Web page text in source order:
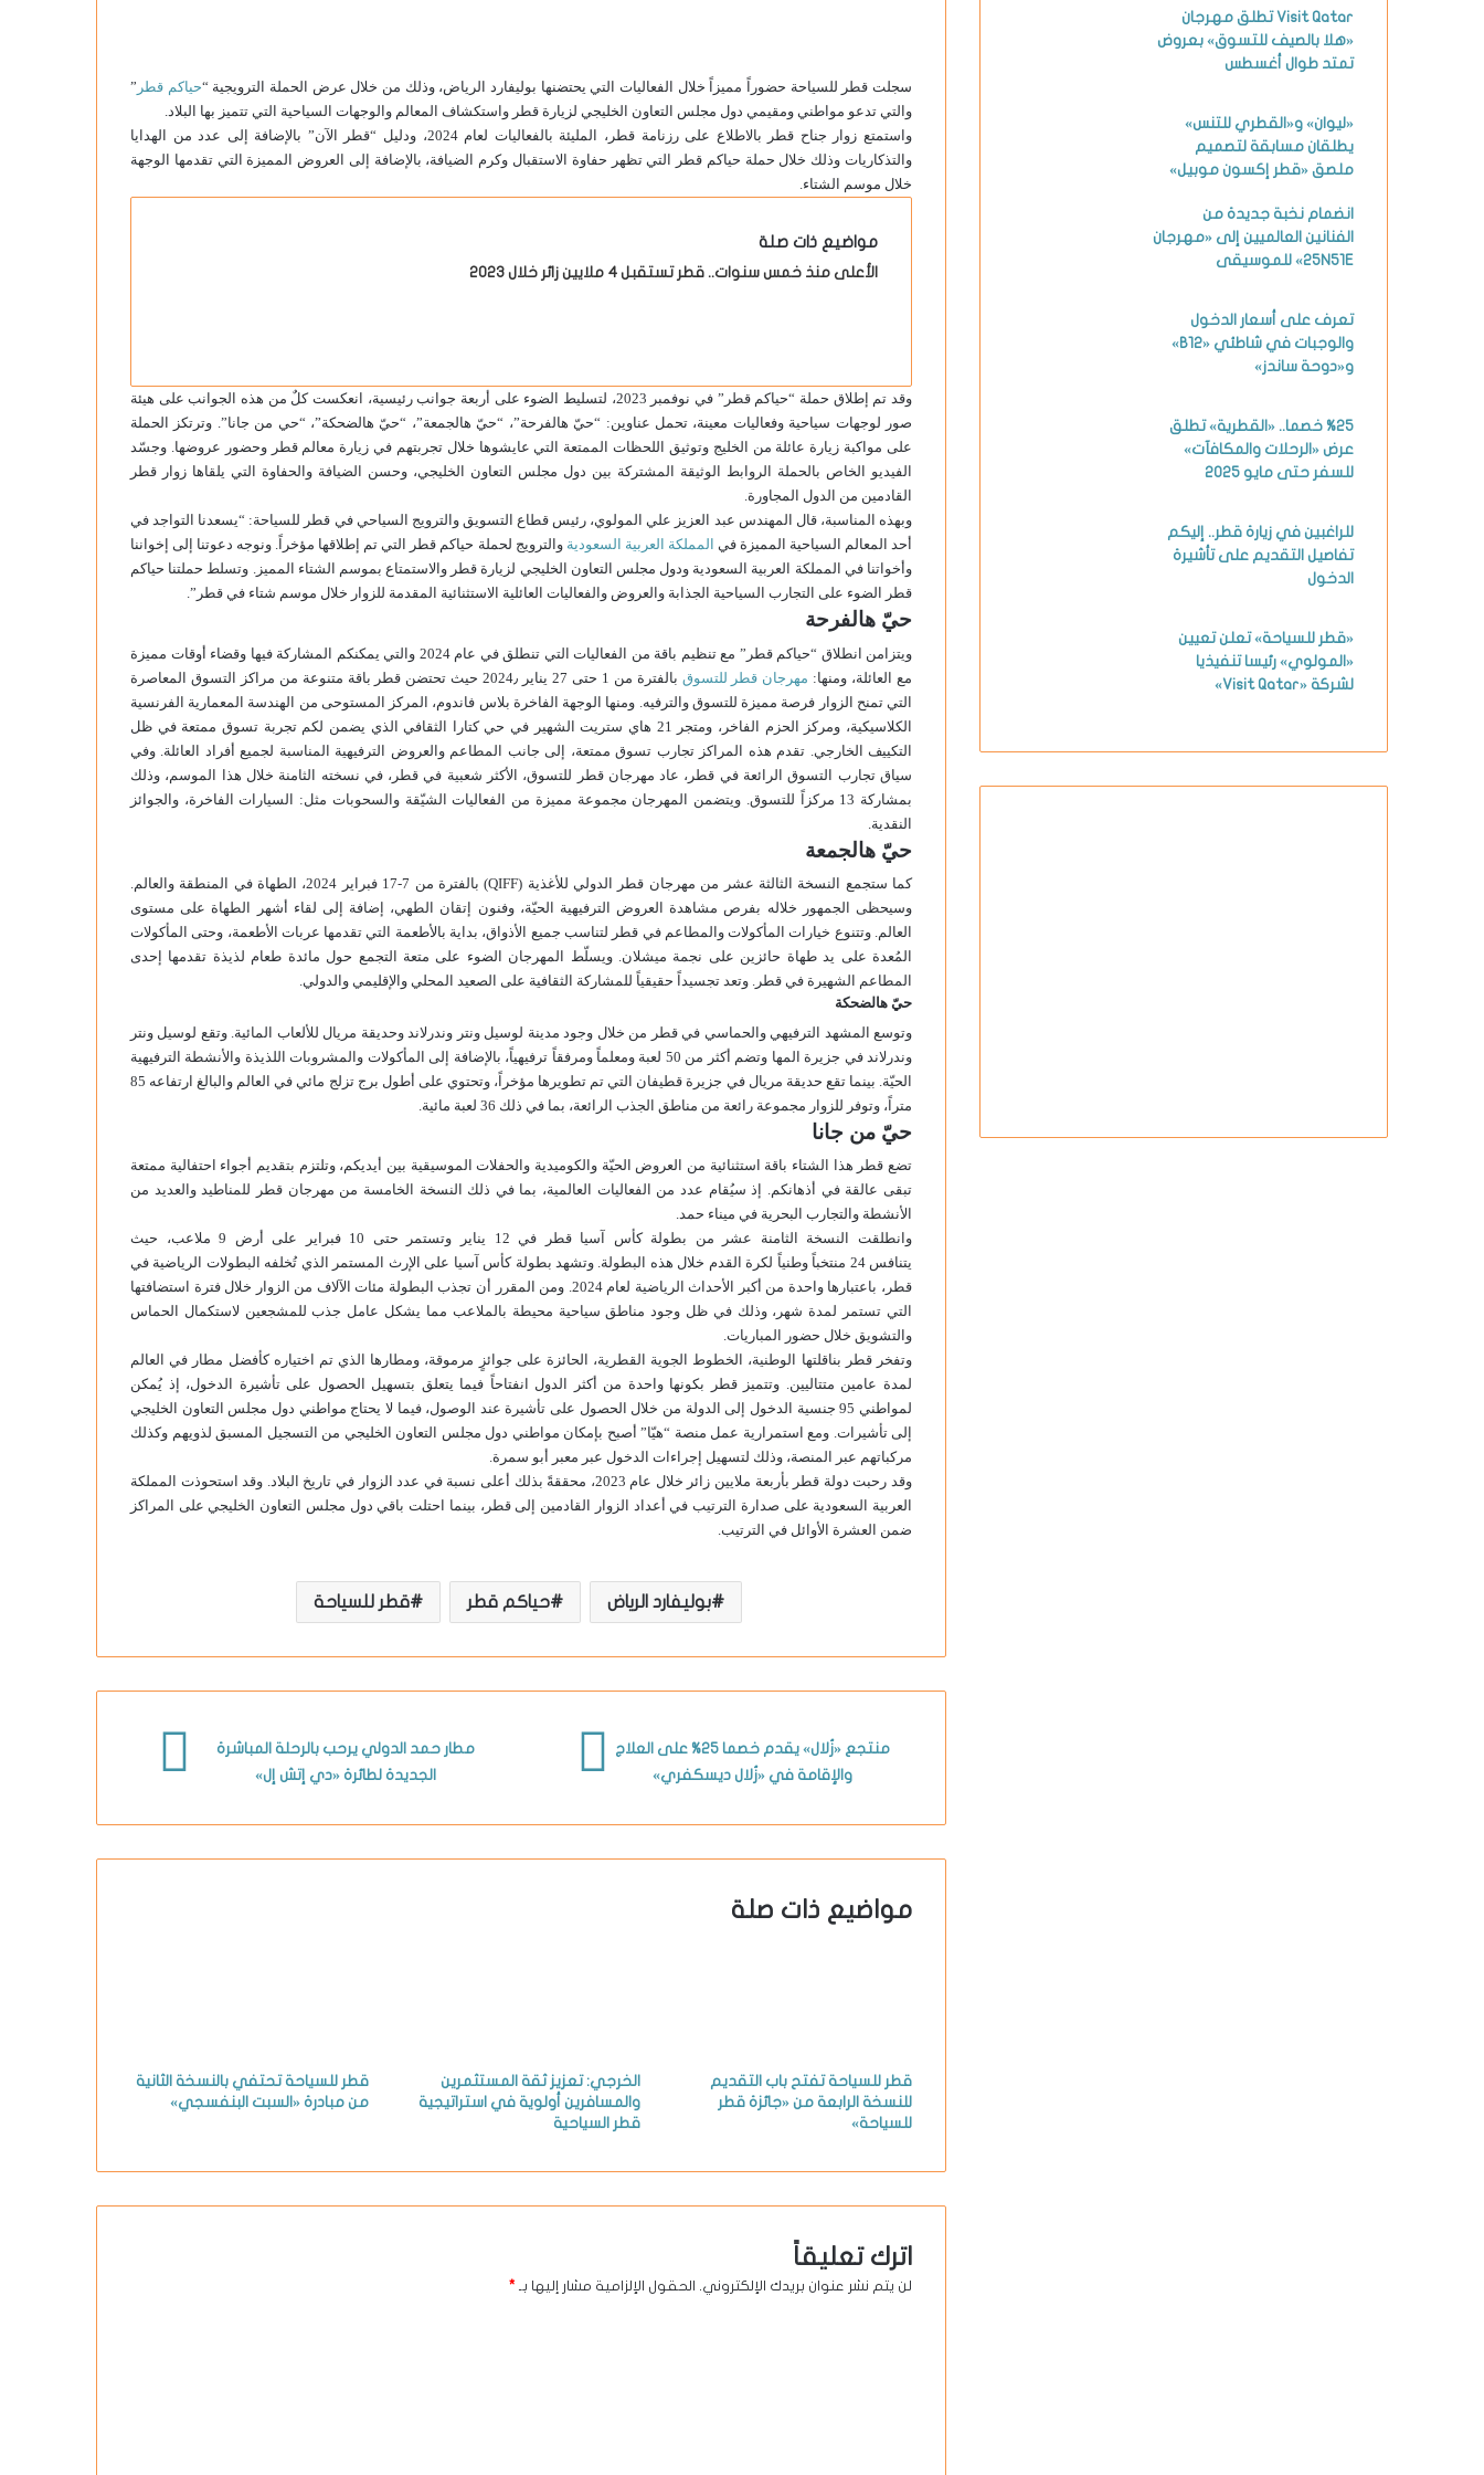
سجلت قطر للسياحة حضوراً مميزاً خلال الفعاليات التي يحتضنها بوليفارد الرياض، وذلك من خلال عرض الحملة الترويجية “حياكم قطر ”
والتي تدعو مواطني ومقيمي دول مجلس التعاون الخليجي لزيارة قطر واستكشاف المعالم والوجهات السياحية التي تتميز بها البلاد.
واستمتع زوار جناح قطر بالاطلاع على رزنامة قطر، المليئة بالفعاليات لعام 2024، ودليل “قطر الآن” بالإضافة إلى عدد من الهدايا
والتذكاريات وذلك خلال حملة حياكم قطر التي تظهر حفاوة الاستقبال وكرم الضيافة، بالإضافة إلى العروض المميزة التي تقدمها الوجهة
خلال موسم الشتاء.
مواضيع ذات صلة
الأعلى منذ خمس سنوات.. قطر تستقبل 4 ملايين زائر خلال 2023
وقد تم إطلاق حملة “حياكم قطر” في نوفمبر 2023، لتسليط الضوء على أربعة جوانب رئيسية، انعكست كلٌ من هذه الجوانب على هيئة
صور لوجهات سياحية وفعاليات معينة، تحمل عناوين: “حيّ هالفرحة”، “حيّ هالجمعة”، “حيّ هالضحكة”، “حي من جانا”. وترتكز الحملة
على مواكبة زيارة عائلة من الخليج وتوثيق اللحظات الممتعة التي عايشوها خلال تجربتهم في زيارة معالم قطر وحضور عروضها. وجسّد
الفيديو الخاص بالحملة الروابط الوثيقة المشتركة بين دول مجلس التعاون الخليجي، وحسن الضيافة والحفاوة التي يلقاها زوار قطر
القادمين من الدول المجاورة.
وبهذه المناسبة، قال المهندس عبد العزيز علي المولوي، رئيس قطاع التسويق والترويج السياحي في قطر للسياحة: “يسعدنا التواجد في
أحد المعالم السياحية المميزة في المملكة العربية السعودية والترويج لحملة حياكم قطر التي تم إطلاقها مؤخراً. ونوجه دعوتنا إلى إخواننا
وأخواتنا في المملكة العربية السعودية ودول مجلس التعاون الخليجي لزيارة قطر والاستمتاع بموسم الشتاء المميز. وتسلط حملتنا حياكم
قطر الضوء على التجارب السياحية الجذابة والعروض والفعاليات العائلية الاستثنائية المقدمة للزوار خلال موسم شتاء في قطر”.
حيّ هالفرحة
ويتزامن انطلاق “حياكم قطر” مع تنظيم باقة من الفعاليات التي تنطلق في عام 2024 والتي يمكنكم المشاركة فيها وقضاء أوقات مميزة
مع العائلة، ومنها: مهرجان قطر للتسوق
بالفترة من 1 حتى 27 يناير 2024٫ حيث تحتضن قطر باقة متنوعة من مراكز التسوق المعاصرة
التي تمنح الزوار فرصة مميزة للتسوق والترفيه. ومنها الوجهة الفاخرة بلاس فاندوم، المركز المستوحى من الهندسة المعمارية الفرنسية
الكلاسيكية، ومركز الحزم الفاخر، ومتجر 21 هاي ستريت الشهير في حي كتارا الثقافي الذي يضمن لكم تجربة تسوق ممتعة في ظل
التكييف الخارجي. تقدم هذه المراكز تجارب تسوق ممتعة، إلى جانب المطاعم والعروض الترفيهية المناسبة لجميع أفراد العائلة. وفي
سياق تجارب التسوق الرائعة في قطر، عاد مهرجان قطر للتسوق، الأكثر شعبية في قطر، في نسخته الثامنة خلال هذا الموسم، وذلك
بمشاركة 13 مركزاً للتسوق. ويتضمن المهرجان مجموعة مميزة من الفعاليات الشيّقة والسحوبات مثل: السيارات الفاخرة، والجوائز
النقدية.
حيّ هالجمعة
كما ستجمع النسخة الثالثة عشر من مهرجان قطر الدولي للأغذية (QIFF) بالفترة من 7-17 فبراير 2024، الطهاة في المنطقة والعالم.
وسيحظى الجمهور خلاله بفرص مشاهدة العروض الترفيهية الحيّة، وفنون إتقان الطهي، إضافة إلى لقاء أشهر الطهاة على مستوى
العالم. وتتنوع خيارات المأكولات والمطاعم في قطر لتناسب جميع الأذواق، بداية بالأطعمة التي تقدمها عربات الأطعمة، وحتى المأكولات
المُعدة على يد طهاة حائزين على نجمة ميشلان. ويسلّط المهرجان الضوء على متعة التجمع حول مائدة طعام لذيذة تقدمها إحدى
المطاعم الشهيرة في قطر. وتعد تجسيداً حقيقياً للمشاركة الثقافية على الصعيد المحلي والإقليمي والدولي.
حيّ هالضحكة
وتوسع المشهد الترفيهي والحماسي في قطر من خلال وجود مدينة لوسيل ونتر وندرلاند وحديقة مريال للألعاب المائية. وتقع لوسيل ونتر
وندرلاند في جزيرة المها وتضم أكثر من 50 لعبة ومعلماً ومرفقاً ترفيهياً، بالإضافة إلى المأكولات والمشروبات اللذيذة والأنشطة الترفيهية
الحيّة. بينما تقع حديقة مريال في جزيرة قطيفان التي تم تطويرها مؤخراً، وتحتوي على أطول برج تزلج مائي في العالم والبالغ ارتفاعه 85
متراً، وتوفر للزوار مجموعة رائعة من مناطق الجذب الرائعة، بما في ذلك 36 لعبة مائية.
حيّ من جانا
تضع قطر هذا الشتاء باقة استثنائية من العروض الحيّة والكوميدية والحفلات الموسيقية بين أيديكم، وتلتزم بتقديم أجواء احتفالية ممتعة
تبقى عالقة في أذهانكم. إذ سيُقام عدد من الفعاليات العالمية، بما في ذلك النسخة الخامسة من مهرجان قطر للمناطيد والعديد من
الأنشطة والتجارب البحرية في ميناء حمد.
وانطلقت النسخة الثامنة عشر من بطولة كأس آسيا قطر في 12 يناير وتستمر حتى 10 فبراير على أرض 9 ملاعب، حيث
يتنافس 24 منتخباً وطنياً لكرة القدم خلال هذه البطولة. وتشهد بطولة كأس آسيا على الإرث المستمر الذي تُخلفه البطولات الرياضية في
قطر، باعتبارها واحدة من أكبر الأحداث الرياضية لعام 2024. ومن المقرر أن تجذب البطولة مئات الآلاف من الزوار خلال فترة استضافتها
التي تستمر لمدة شهر، وذلك في ظل وجود مناطق سياحية محيطة بالملاعب مما يشكل عامل جذب للمشجعين لاستكمال الحماس
والتشويق خلال حضور المباريات.
وتفخر قطر بناقلتها الوطنية، الخطوط الجوية القطرية، الحائزة على جوائزٍ مرموقة، ومطارها الذي تم اختياره كأفضل مطار في العالم
لمدة عامين متتاليين. وتتميز قطر بكونها واحدة من أكثر الدول انفتاحاً فيما يتعلق بتسهيل الحصول على تأشيرة الدخول، إذ يُمكن
لمواطني 95 جنسية الدخول إلى الدولة من خلال الحصول على تأشيرة عند الوصول، فيما لا يحتاج مواطني دول مجلس التعاون الخليجي
إلى تأشيرات. ومع استمرارية عمل منصة “هيّا” أصبح بإمكان مواطني دول مجلس التعاون الخليجي من التسجيل المسبق لذويهم وكذلك
مركباتهم عبر المنصة، وذلك لتسهيل إجراءات الدخول عبر معبر أبو سمرة.
وقد رحبت دولة قطر بأربعة ملايين زائر خلال عام 2023، محققةً بذلك أعلى نسبة في عدد الزوار في تاريخ البلاد. وقد استحوذت المملكة
العربية السعودية على صدارة الترتيب في أعداد الزوار القادمين إلى قطر، بينما احتلت باقي دول مجلس التعاون الخليجي على المراكز
ضمن العشرة الأوائل في الترتيب.
بوليفارد الرياض حياكم قطر قطر للسياحة
مطار حمد الدولي يرحب بالرحلة المباشرة
الجديدة لطائرة «دي إتش إل»
منتجع «زُلال» يقدم خصما 25% على العلاج
والإقامة في «زُلال ديسكفري»
مواضيع ذات صلة
قطر للسياحة تحتفي بالنسخة الثانية
من مبادرة «السبت البنفسجي»
الخرجي: تعزيز ثقة المستثمرين
والمسافرين أولوية في استراتيجية
قطر السياحية
قطر للسياحة تفتح باب التقديم
للنسخة الرابعة من «جائزة قطر
للسياحة»
اترك تعليقاً
لن يتم نشر عنوان بريدك الإلكتروني. الحقول الإلزامية مشار إليها بـ *
Visit Qatar تطلق مهرجان
«هلا بالصيف للتسوق» بعروض
تمتد طوال أغسطس
«ليوان» و«القطري للتنس»
يطلقان مسابقة لتصميم
ملصق «قطر إكسون موبيل»
انضمام نخبة جديدة من
الفنانين العالميين إلى «مهرجان
25N51E» للموسيقى
تعرف على أسعار الدخول
والوجبات في شاطئي «B12»
و«دوحة ساندز»
%25 خصما.. «القطرية» تطلق
عرض «الرحلات والمكافآت»
للسفر حتى مايو 2025
للراغبين في زيارة قطر.. إليكم
تفاصيل التقديم على تأشيرة
الدخول
«قطر للسياحة» تعلن تعيين
«المولوي» رئيسا تنفيذيا
لشركة «Visit Qatar»